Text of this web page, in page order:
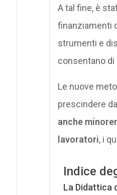
A tal fine, è
finanziamenti
strumenti e
consentano di
Le nuove
prescindere
anche
lavoratori, i
Indice
La Didattica